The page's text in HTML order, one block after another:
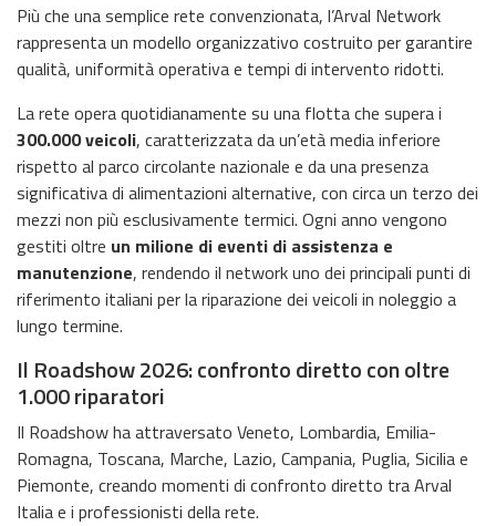
Più che una semplice rete convenzionata, l’Arval Network
rappresenta un modello organizzativo costruito per garantire
qualità, uniformità operativa e tempi di intervento ridotti.
La rete opera quotidianamente su una flotta che supera i
300.000 veicoli, caratterizzata da un’età media inferiore
rispetto al parco circolante nazionale e da una presenza
significativa di alimentazioni alternative, con circa un terzo dei
mezzi non più esclusivamente termici. Ogni anno vengono
gestiti oltre un milione di eventi di assistenza e
manutenzione, rendendo il network uno dei principali punti di
riferimento italiani per la riparazione dei veicoli in noleggio a
lungo termine.
Il Roadshow 2026: confronto diretto con oltre
1.000 riparatori
Il Roadshow ha attraversato Veneto, Lombardia, Emilia-
Romagna, Toscana, Marche, Lazio, Campania, Puglia, Sicilia e
Piemonte, creando momenti di confronto diretto tra Arval
Italia e i professionisti della rete.